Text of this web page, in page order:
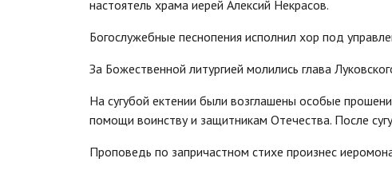
настоятель храма иерей Алексий Некрасов.
Богослужебные песнопения исполнил хор под
За Божественной литургией молились глава
На сугубой ектении были возглашены особые
помощи воинству и защитникам Отечества. После
Проповедь по запричастном стихе произнес